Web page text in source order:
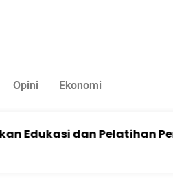
Opini Ekonomi
dan Pelatihan